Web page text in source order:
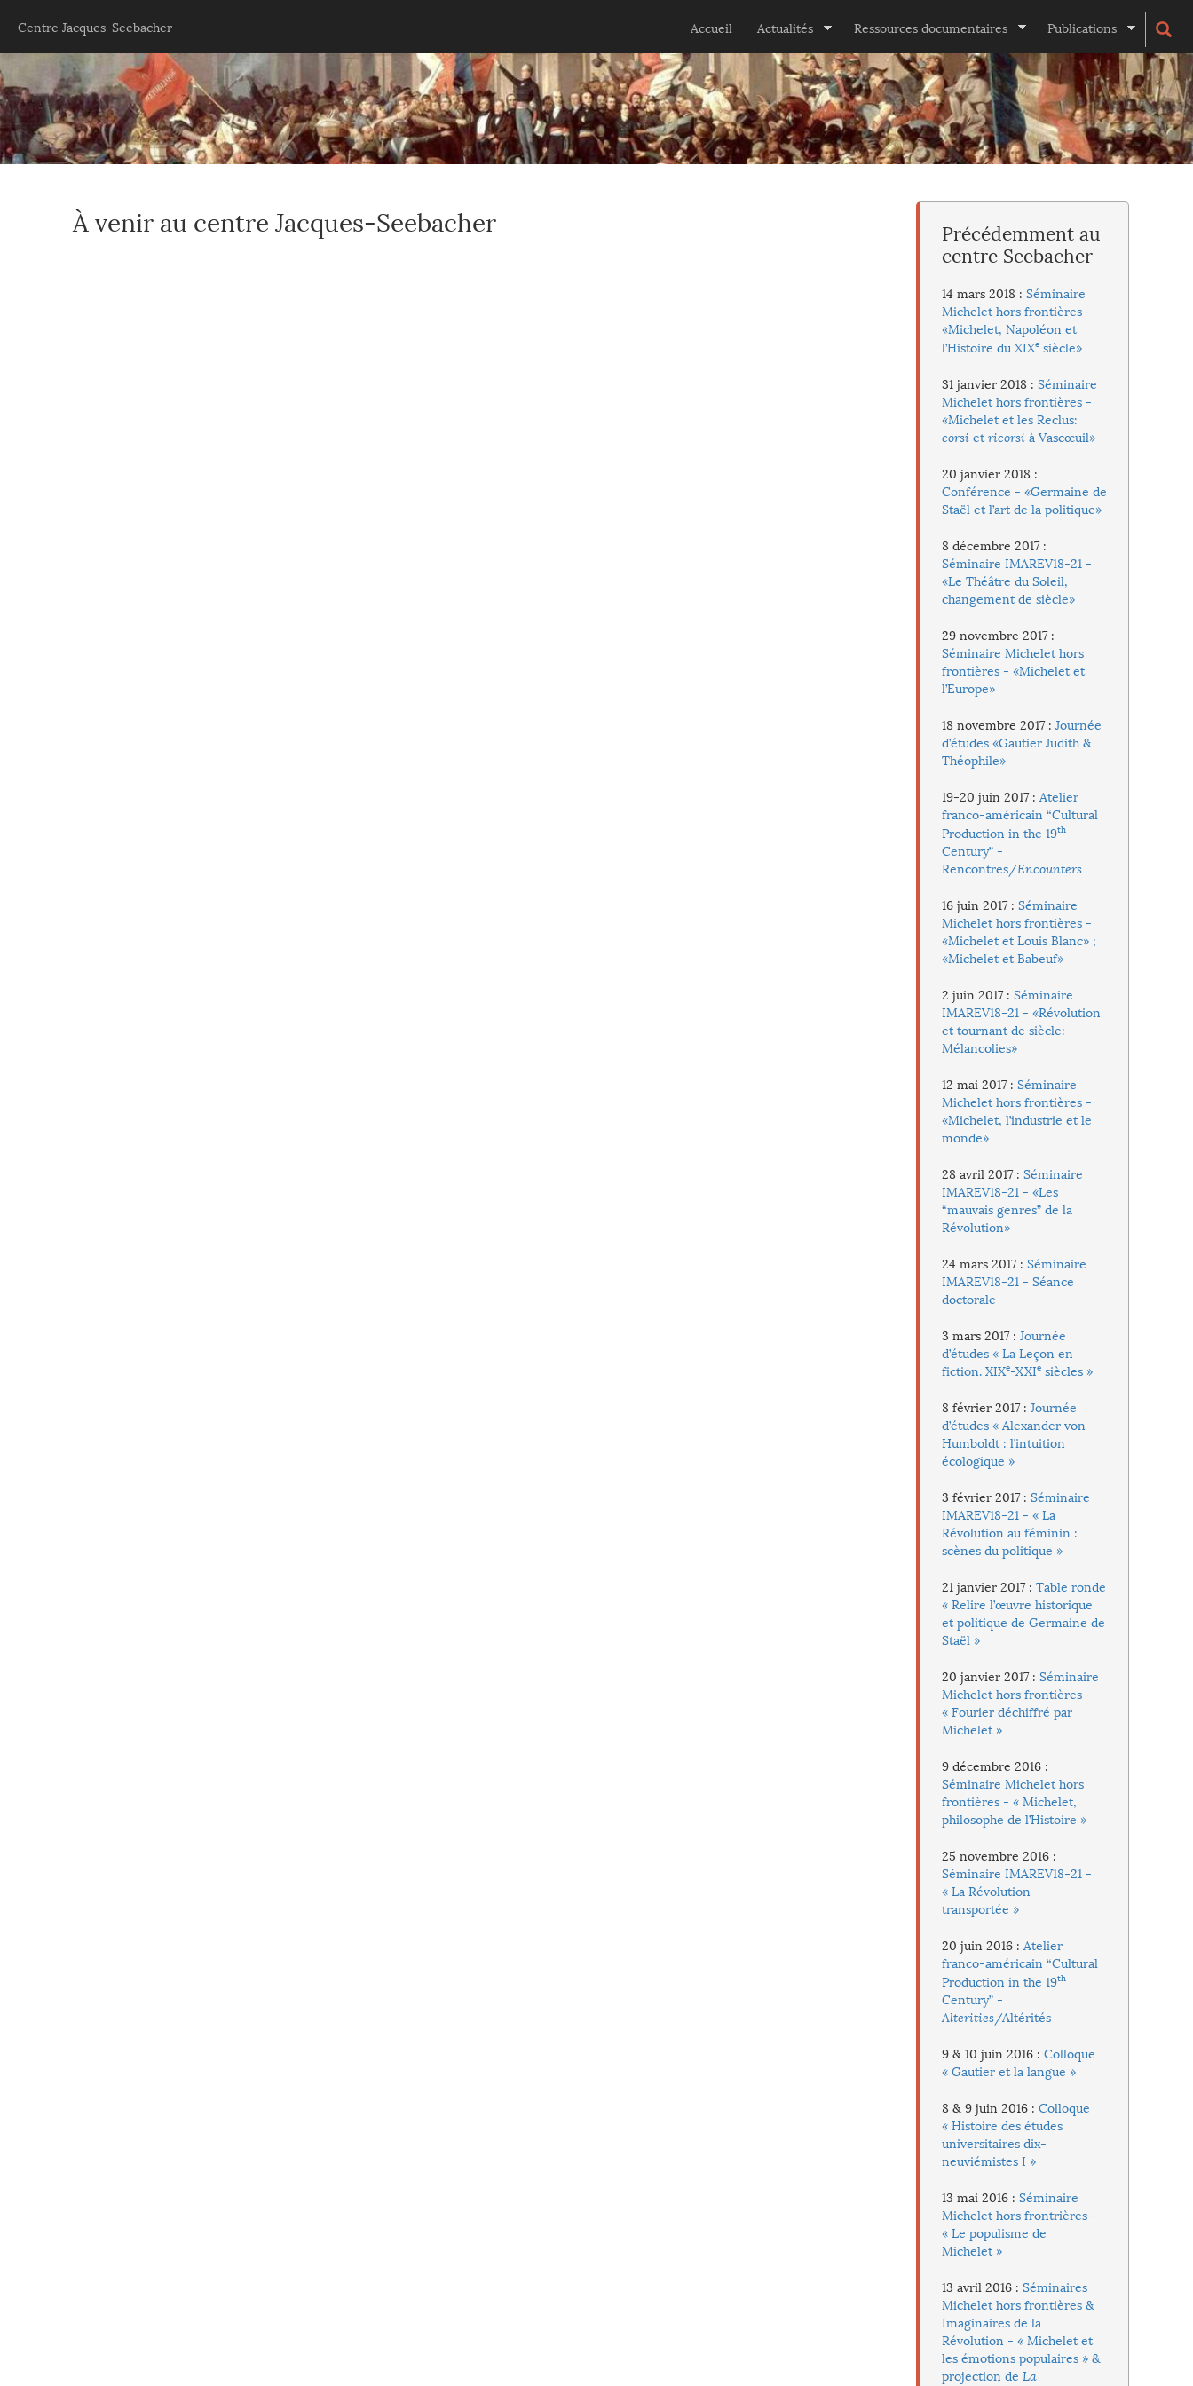
Centre Jacques-Seebacher
Accueil Actualités Ressources documentaires Publications
À venir au centre Jacques-Seebacher Précédemment au
centre Seebacher
14 mars 2018 : Séminaire
Michelet hors frontières -
«Michelet, Napoléon et
l’Histoire du XIXe siècle»
31 janvier 2018 : Séminaire
Michelet hors frontières -
«Michelet et les Reclus:
corsietricorsià Vascœuil»
20 janvier 2018 :
Conférence - «Germaine de
Staël et l’art de la politique»
8 décembre 2017 :
Séminaire IMAREV18-21 -
«Le Théâtre du Soleil,
changement de siècle»
29 novembre 2017 :
Séminaire Michelet hors
frontières - «Michelet et
l’Europe»
18 novembre 2017 : Journée
d’études «Gautier Judith &
Théophile»
19-20 juin 2017 : Atelier
franco-américain “Cultural
Production in the 19th
Century” -
Rencontres/Encounters
16 juin 2017 : Séminaire
Michelet hors frontières -
«Michelet et Louis Blanc» ;
«Michelet et Babeuf»
2 juin 2017 : Séminaire
IMAREV18-21 - «Révolution
et tournant de siècle:
Mélancolies»
12 mai 2017 : Séminaire
Michelet hors frontières -
«Michelet, l’industrie et le
monde»
28 avril 2017 : Séminaire
IMAREV18-21 - «Les
“mauvais genres” de la
Révolution»
24 mars 2017 : Séminaire
IMAREV18-21 - Séance
doctorale
3 mars 2017 : Journée
d’études « La Leçon en
fiction. XIXe-XXIe siècles »
8 février 2017 : Journée
d’études « Alexander von
Humboldt : l’intuition
écologique »
3 février 2017 : Séminaire
IMAREV18-21 - « La
Révolution au féminin :
scènes du politique »
21 janvier 2017 : Table ronde
« Relire l’œuvre historique
et politique de Germaine de
Staël »
20 janvier 2017 : Séminaire
Michelet hors frontières -
« Fourier déchiffré par
Michelet »
9 décembre 2016 :
Séminaire Michelet hors
frontières - « Michelet,
philosophe de l’Histoire »
25 novembre 2016 :
Séminaire IMAREV18-21 -
« La Révolution
transportée »
20 juin 2016 : Atelier
franco-américain “Cultural
Production in the 19th
Century” -
Alterities/Altérités
9 & 10 juin 2016 : Colloque
« Gautier et la langue »
8 & 9 juin 2016 : Colloque
« Histoire des études
universitaires dix-
neuviémistes I »
13 mai 2016 : Séminaire
Michelet hors frontrières -
« Le populisme de
Michelet »
13 avril 2016 : Séminaires
Michelet hors frontières &
Imaginaires de la
Révolution - « Michelet et
les émotions populaires » &
projection de La